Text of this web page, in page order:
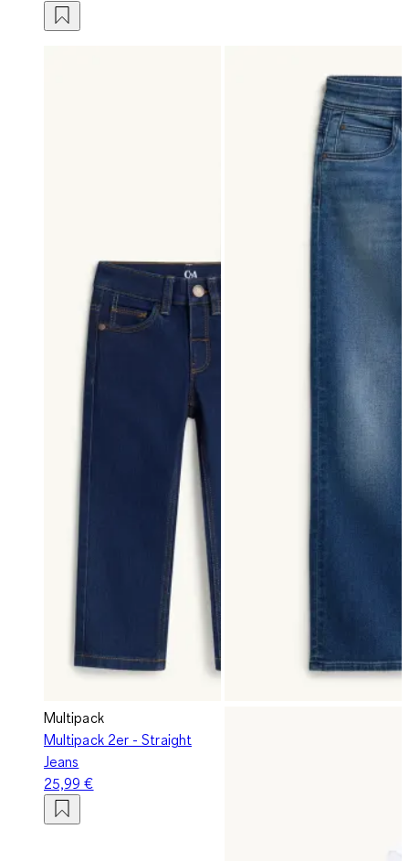
Multipack
Multipack 2er - Straight
Jeans
25,99 €